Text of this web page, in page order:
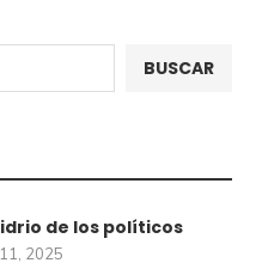
BUSCAR
de los políticos
2025